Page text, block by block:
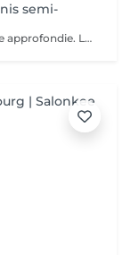
semi-
La pédicure russe est une pédicure pédicure approfondie. La durée de votre vernis permanent va durer 1 semaine de plus.